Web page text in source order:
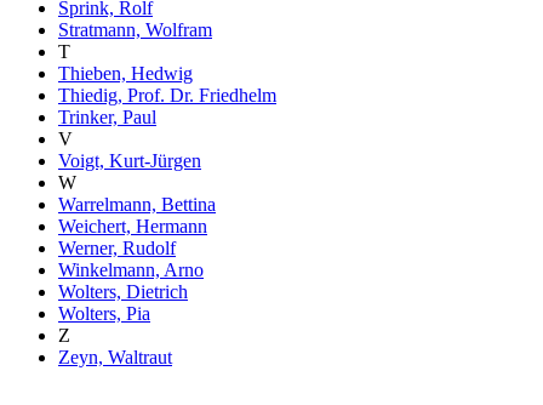
Sprink, Rolf
Stratmann, Wolfram
T
Thieben, Hedwig
Thiedig, Prof. Dr. Friedhelm
Trinker, Paul
V
Voigt, Kurt-Jürgen
W
Warrelmann, Bettina
Weichert, Hermann
Werner, Rudolf
Winkelmann, Arno
Wolters, Dietrich
Wolters, Pia
Z
Zeyn, Waltraut